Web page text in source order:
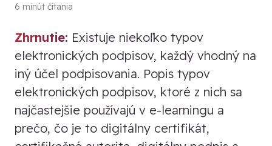
6 minút čítania
Zhrnutie: Existuje niekoľko typov
elektronických podpisov, každý vhodný na
iný účel podpisovania. Popis typov
elektronických podpisov, ktoré z nich sa
najčastejšie používajú v e-learningu a
prečo, čo je to digitálny certifikát,